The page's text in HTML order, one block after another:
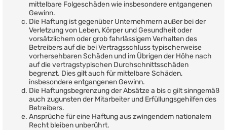
mittelbare Folgeschäden wie insbesondere entgangenen
Gewinn.
Die Haftung ist gegenüber Unternehmern außer bei der
Verletzung von Leben, Körper und Gesundheit oder
vorsätzlichem oder grob fahrlässigem Verhalten des
Betreibers auf die bei Vertragsschluss typischerweise
vorhersehbaren Schäden und im Übrigen der Höhe nach
auf die vertragstypischen Durchschnittsschäden
begrenzt. Dies gilt auch für mittelbare Schäden,
insbesondere entgangenen Gewinn.
Die Haftungsbegrenzung der Absätze a bis c gilt sinngemäß
auch zugunsten der Mitarbeiter und Erfüllungsgehilfen des
Betreibers.
Ansprüche für eine Haftung aus zwingendem nationalem
Recht bleiben unberührt.